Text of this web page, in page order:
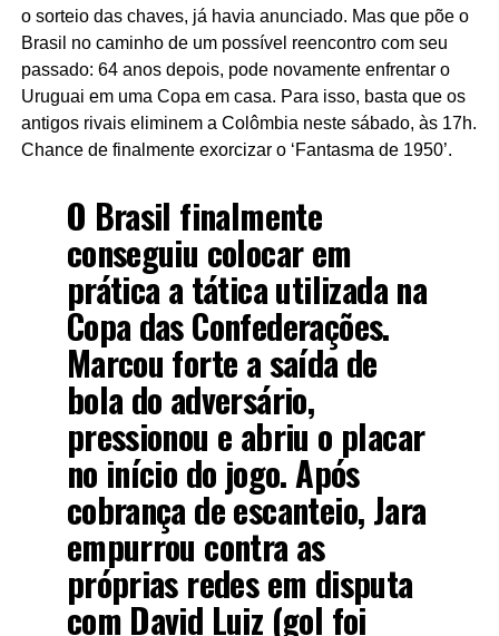
o sorteio das chaves, já havia anunciado. Mas que põe o
Brasil no caminho de um possível reencontro com seu
passado: 64 anos depois, pode novamente enfrentar o
Uruguai em uma Copa em casa. Para isso, basta que os
antigos rivais eliminem a Colômbia neste sábado, às 17h.
Chance de finalmente exorcizar o ‘Fantasma de 1950’.
O Brasil finalmente
conseguiu colocar em
prática a tática utilizada na
Copa das Confederações.
Marcou forte a saída de
bola do adversário,
pressionou e abriu o placar
no início do jogo. Após
cobrança de escanteio, Jara
empurrou contra as
próprias redes em disputa
com David Luiz (gol foi